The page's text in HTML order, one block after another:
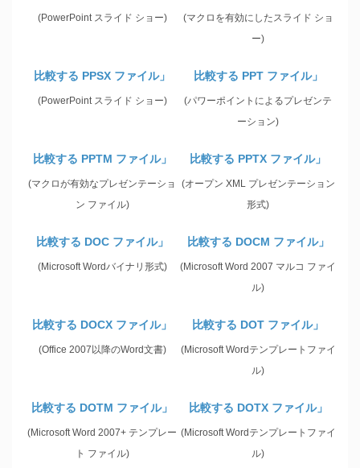
(PowerPoint スライド ショー)
(マクロを有効にしたスライド ショ
ー)
比較する PPSX ファイル」
(PowerPoint スライド ショー)
比較する PPT ファイル」
(パワーポイントによるプレゼンテ
ーション)
比較する PPTM ファイル」
(マクロが有効なプレゼンテーショ
ン ファイル)
比較する PPTX ファイル」
(オープン XML プレゼンテーション
形式)
比較する DOC ファイル」
(Microsoft Wordバイナリ形式)
比較する DOCM ファイル」
(Microsoft Word 2007 マルコ ファイ
ル)
比較する DOCX ファイル」
(Office 2007以降のWord文書)
比較する DOT ファイル」
(Microsoft Wordテンプレートファイ
ル)
比較する DOTM ファイル」
(Microsoft Word 2007+ テンプレー
ト ファイル)
比較する DOTX ファイル」
(Microsoft Wordテンプレートファイ
ル)